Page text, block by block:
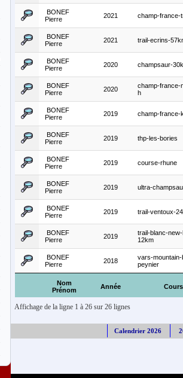
Nom
Prénom
Année
BONEF
Pierre
2021 champ-france-
BONEF
Pierre
2021 trail-ecrins-
BONEF
Pierre
2020 champsaur-
BONEF
Pierre
2020
champ-france-
h
BONEF
Pierre
2019 champ-france-
BONEF
Pierre
2019 thp-les-bories
BONEF
Pierre
2019 course-rhune
BONEF
Pierre
2019 ultra-
BONEF
Pierre
2019 trail-ventoux-
BONEF
Pierre
2019
trail-blanc-
12km
BONEF
Pierre
2018
vars-
peynier
Affichage de la ligne 1 à 26 sur 26 lignes
Calendrier 2026